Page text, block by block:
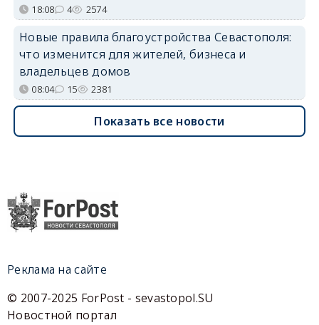
18:08 4 2574
Новые правила благоустройства Севастополя:
что изменится для жителей, бизнеса и
владельцев домов
08:04 15 2381
Показать все новости
Реклама на сайте
© 2007-2025 ForPost - sevastopol.SU
Новостной портал